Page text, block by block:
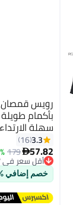
رويس قمصان
سهلة
مناسبة
الطلق
3.3
16
57.82
179
أقل سعر في 7 يوم
توصيل مجاني
أقل سعر في 7 يوم
خصم إضافي